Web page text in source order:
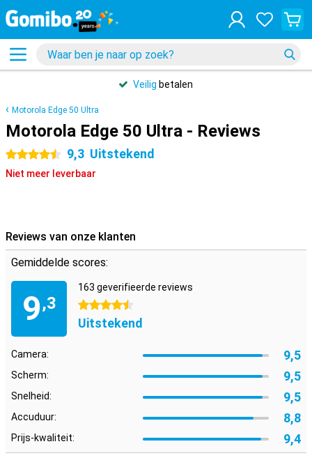
Veilig betalen
Motorola Edge 50 Ultra
Motorola Edge 50 Ultra - Reviews
4.5 sterren 9,3 Uitstekend
Niet meer leverbaar
Reviews van onze klanten
Gemiddelde scores:
9,3
163 geverifieerde reviews
4.5 sterren
Uitstekend
Camera: 9,5
Scherm: 9,5
Snelheid: 9,5
Accuduur: 8,8
Prijs-kwaliteit: 9,4